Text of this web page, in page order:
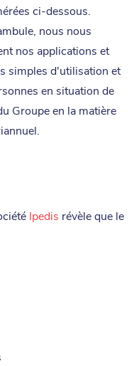
ci-dessous.
nous nous
nos applications et
simples d'utilisation et
en situation de
Groupe en la matière
Ipedis révèle que le